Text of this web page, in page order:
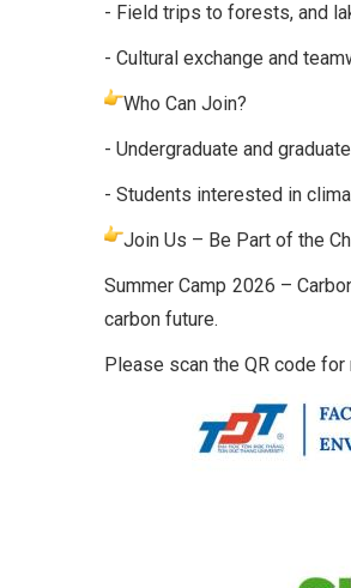
- Field trips to forests, and
- Cultural exchange and
Who Can Join?
- Undergraduate and
- Students interested in
Join Us – Be Part of the
Summer Camp 2026 –
carbon future.
Please scan the QR code for